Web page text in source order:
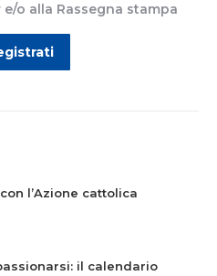
o alla Rassegna stampa
l’Azione cattolica
il calendario